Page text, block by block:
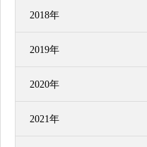
2018年
2019年
2020年
2021年